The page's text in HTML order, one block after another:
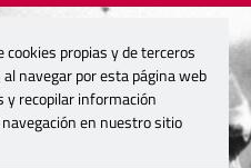
cookies propias y de terceros
navegar por esta página web
y recopilar información
en nuestro sitio